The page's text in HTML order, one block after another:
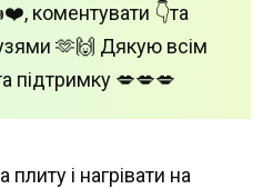
коментувати 👇та
🫶🙌 Дякую всім
підтримку 💋💋💋
і нагрівати на